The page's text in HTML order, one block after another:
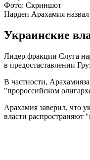
Фото: Скриншот
Нардеп Арахамия
Украинские
Лидер фракции Слуга
в предостаставлении
В частности,
"пророссийском
Арахамия заверил, что
власти распространяют